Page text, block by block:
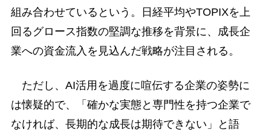
組み合わせているという。日経平均やTOPIXを上
回るグロース指数の堅調な推移を背景に、成長企
業への資金流入を見込んだ戦略が注目される。
ただし、AI活用を過度に喧伝する企業の姿勢に
は懐疑的で、「確かな実態と専門性を持つ企業で
なければ、長期的な成長は期待できない」と語